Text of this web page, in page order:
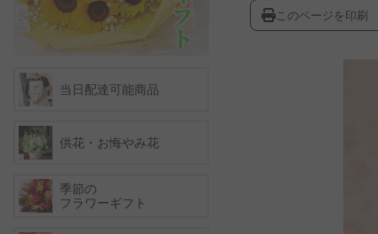
このページを印刷
当日配達可能商品
供花・お悔やみ花
季節の
フラワーギフト